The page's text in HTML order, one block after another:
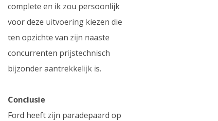
complete en ik zou persoonlijk
voor deze uitvoering kiezen die
ten opzichte van zijn naaste
concurrenten prijstechnisch
bijzonder aantrekkelijk is.
Conclusie
Ford heeft zijn paradepaard op